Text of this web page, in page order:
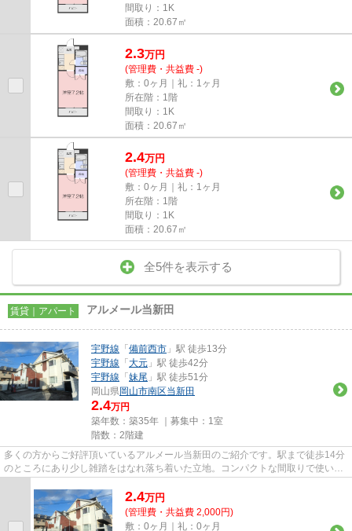
間取り：1K
面積：20.67㎡
2.3万円
(管理費・共益費 -)
敷：0ヶ月｜礼：1ヶ月
所在階：1階
間取り：1K
面積：20.67㎡
2.4万円
(管理費・共益費 -)
敷：0ヶ月｜礼：1ヶ月
所在階：1階
間取り：1K
面積：20.67㎡
全5件を表示する
賃貸｜アパート アルメール当新田
宇野線 「 備前西市 」駅 徒歩13分
宇野線 「 大元 」駅 徒歩42分
宇野線 「 妹尾 」駅 徒歩51分
岡山県岡山市南区当新田
2.4万円
築年数：築35年 ｜募集中： 1室
階数：2階建
多くの方からご好評頂いているアルメール当新田のご紹介です。駅まで徒歩14分
のところにあり少し雑踏をはなれ落ち着いた立地。コンパクトな間取りで使い勝
2.4万円
(管理費・共益費 2,000円)
敷：0ヶ月｜礼：0ヶ月